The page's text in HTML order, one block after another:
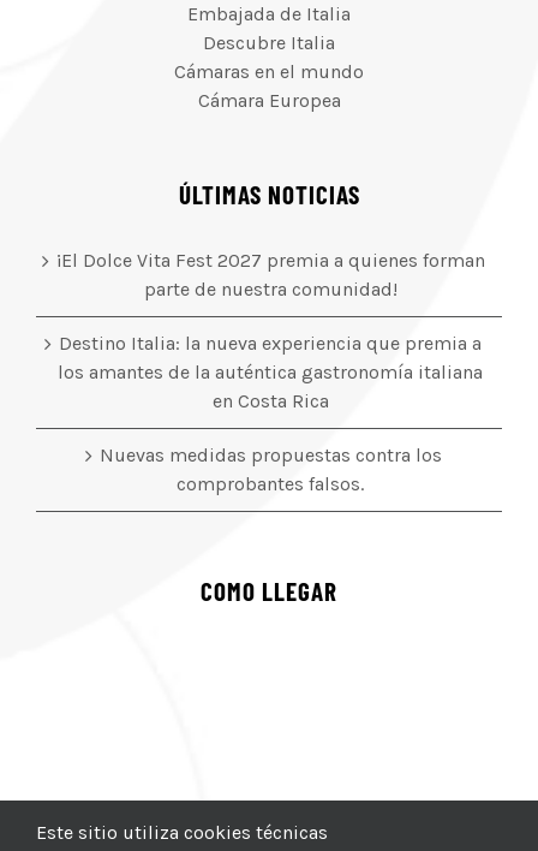
Embajada de Italia
Descubre Italia
Cámaras en el mundo
Cámara Europea
ÚLTIMAS NOTICIAS
¡El Dolce Vita Fest 2027 premia a quienes forman
parte de nuestra comunidad!
Destino Italia: la nueva experiencia que premia a
los amantes de la auténtica gastronomía italiana
en Costa Rica
Nuevas medidas propuestas contra los
comprobantes falsos.
COMO LLEGAR
Este sitio utiliza cookies técnicas